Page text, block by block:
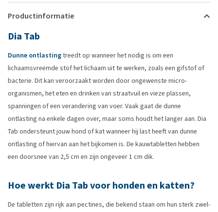
Productinformatie
Dia Tab
Dunne ontlastingtreedt op wanneer het nodig is om een
lichaamsvreemde stof het lichaam uit te werken, zoals een gifstof of
bacterie. Dit kan veroorzaakt worden door ongewenste micro-
organismen, het eten en drinken van straatvuil en vieze plassen,
spanningen of een verandering van voer. Vaak gaat de dunne
ontlasting na enkele dagen over, maar soms houdt het langer aan. Dia
Tab ondersteunt jouw hond of kat wanneer hij last heeft van dunne
ontlasting of hiervan aan het bijkomen is. De kauwtabletten hebben
een doorsnee van 2,5 cm en zijn ongeveer 1 cm dik.
Hoe werkt Dia Tab voor honden en katten?
De tabletten zijn rijk aan pectines, die bekend staan om hun sterk zwel-